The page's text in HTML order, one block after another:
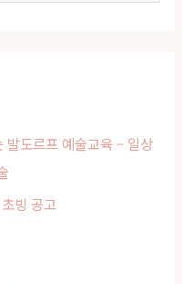
발도르프 예술교육 – 일상
빙 공고